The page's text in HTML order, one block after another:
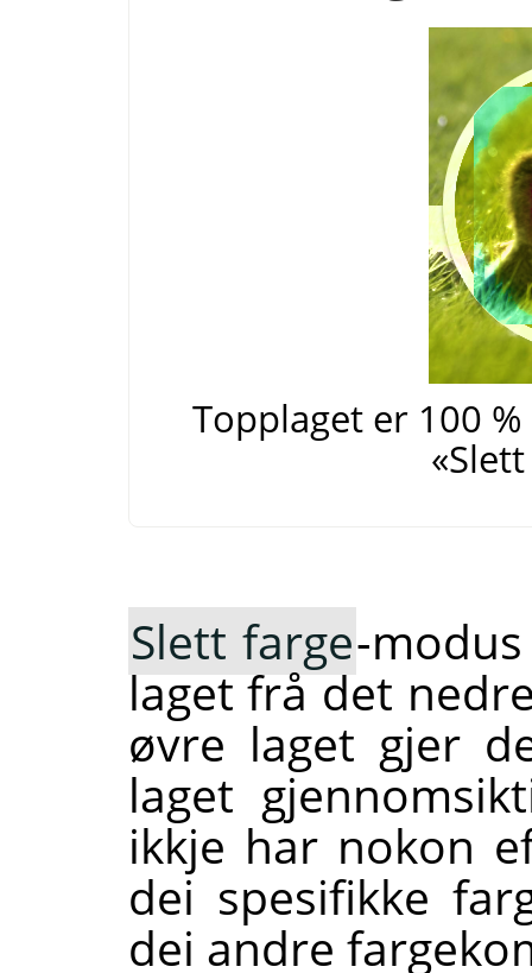
Topplaget er 100
«
Slett farge-
laget frå det
øvre laget gjer
laget
ikkje har nokon
dei spesifikke
dei andre